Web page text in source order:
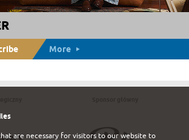
More
are necessary for visitors to our website to